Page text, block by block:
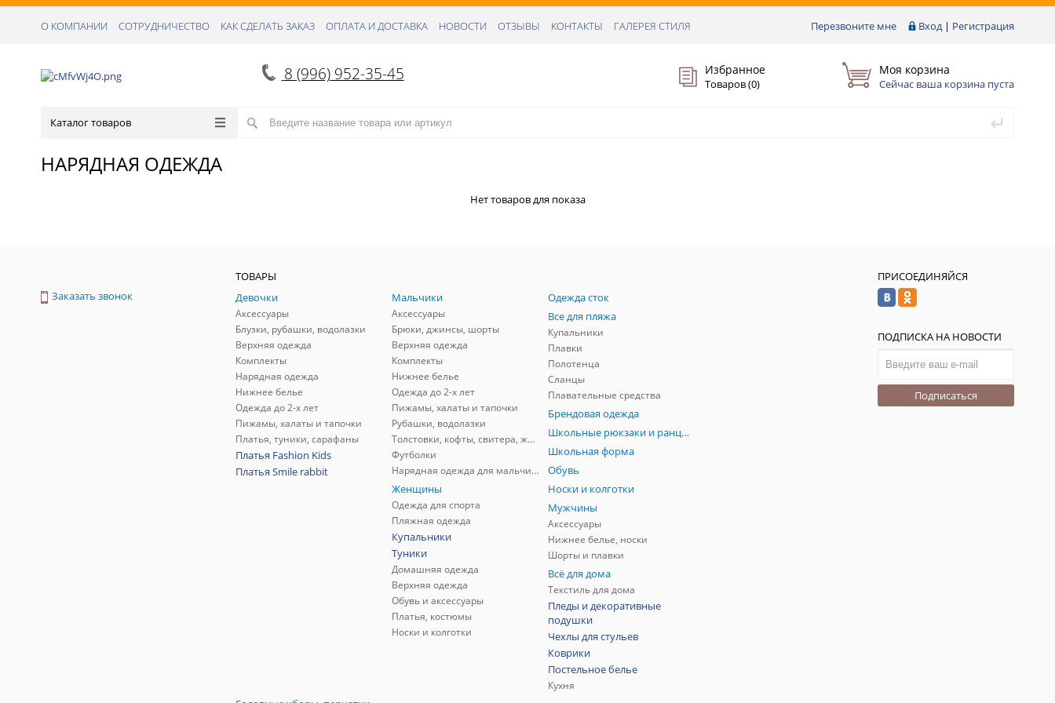
Перезвоните мне Вход | Регистрация
О КОМПАНИИ СОТРУДНИЧЕСТВО КАК СДЕЛАТЬ ЗАКАЗ ОПЛАТА И ДОСТАВКА НОВОСТИ ОТЗЫВЫ КОНТАКТЫ ГАЛЕРЕЯ СТИЛЯ
8 (996) 952-35-45 Избранное
Товаров (0)
Моя корзина
Сейчас ваша корзина пуста
Каталог товаров
НАРЯДНАЯ ОДЕЖДА
Нет товаров для показа
Заказать звонок
ТОВАРЫ
Девочки
Аксессуары
Блузки, рубашки, водолазки
Верхняя одежда
Комплекты
Нарядная одежда
Нижнее белье
Одежда до 2-х лет
Пижамы, халаты и тапочки
Платья, туники, сарафаны
Платья Fashion Kids
Платья Smile rabbit
Мальчики
Аксессуары
Брюки, джинсы, шорты
Верхняя одежда
Комплекты
Нижнее белье
Одежда до 2-х лет
Пижамы, халаты и тапочки
Рубашки, водолазки
Толстовки, кофты, свитера, жилеты
Футболки
Нарядная одежда для мальчиков
Одежда сток
Все для пляжа
Купальники
Плавки
Полотенца
Сланцы
Плавательные средства
Брендовая одежда
Школьные рюкзаки и ранцы, мешки для обуви
Школьная форма
Обувь
Женщины
Одежда для спорта
Пляжная одежда
Купальники
Туники
Домашняя одежда
Верхняя одежда
Обувь и аксессуары
Платья, костюмы
Носки и колготки
Носки и колготки
Мужчины
Аксессуары
Нижнее белье, носки
Шорты и плавки
Всё для дома
Текстиль для дома
Пледы и декоративные
подушки
Чехлы для стульев
Коврики
Постельное белье
Кухня
ПРИСОЕДИНЯЙСЯ
ПОДПИСКА НА НОВОСТИ
Подписаться